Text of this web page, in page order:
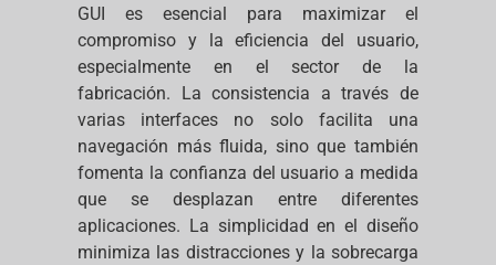
GUI es esencial para maximizar el
compromiso y la eficiencia del usuario,
especialmente en el sector de la
fabricación. La consistencia a través de
varias interfaces no solo facilita una
navegación más fluida, sino que también
fomenta la confianza del usuario a medida
que se desplazan entre diferentes
aplicaciones. La simplicidad en el diseño
minimiza las distracciones y la sobrecarga